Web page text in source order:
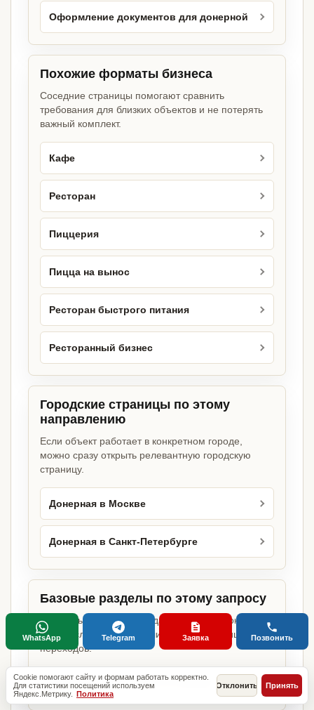
Оформление документов для донерной
Похожие форматы бизнеса
Соседние страницы помогают сравнить
требования для близких объектов и не потерять
важный комплект.
Кафе
Ресторан
Пиццерия
Пицца на вынос
Ресторан быстрого питания
Ресторанный бизнес
Городские страницы по этому
направлению
Если объект работает в конкретном городе,
можно сразу открыть релевантную городскую
страницу.
Донерная в Москве
Донерная в Санкт-Петербурге
Базовые разделы по этому запросу
Родительские страницы дают более широкий
обзор услуги, объекта или региона без лишних
переходов.
Документы для открытия бизнеса
Cookie помогают сайту и формам работать корректно.
Для статистики посещений используем
Яндекс.Метрику. Политика
Отклонить Принять
WhatsApp Telegram Заявка Позвонить